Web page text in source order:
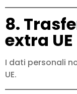
8.
extra UE
I dati personali
UE.